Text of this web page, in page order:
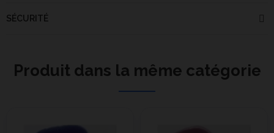
SÉCURITÉ
Produit dans la même catégorie